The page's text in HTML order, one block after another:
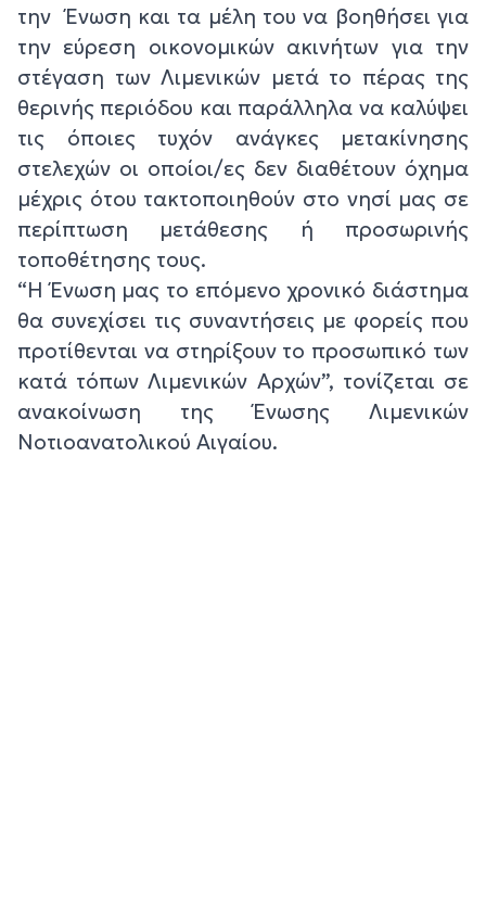
την Ένωση και τα μέλη του να βοηθήσει για
την εύρεση οικονομικών ακινήτων για την
στέγαση των Λιμενικών μετά το πέρας της
θερινής περιόδου και παράλληλα να καλύψει
τις όποιες τυχόν ανάγκες μετακίνησης
στελεχών οι οποίοι/ες δεν διαθέτουν όχημα
μέχρις ότου τακτοποιηθούν στο νησί μας σε
περίπτωση μετάθεσης ή προσωρινής
τοποθέτησης τους.
“Η Ένωση μας το επόμενο χρονικό διάστημα
θα συνεχίσει τις συναντήσεις με φορείς που
προτίθενται να στηρίξουν το προσωπικό των
κατά τόπων Λιμενικών Αρχών”, τονίζεται σε
ανακοίνωση της Ένωσης Λιμενικών
Νοτιοανατολικού Αιγαίου.